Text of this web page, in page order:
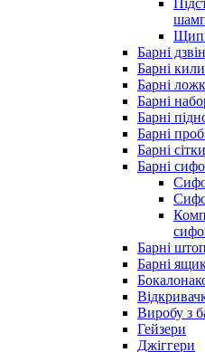
Барні
Барні
Барні
Барні
Барні
Барні
Барні сітки
Барні
Барні
Барні
Виробу з
Гейзери
Джіггери